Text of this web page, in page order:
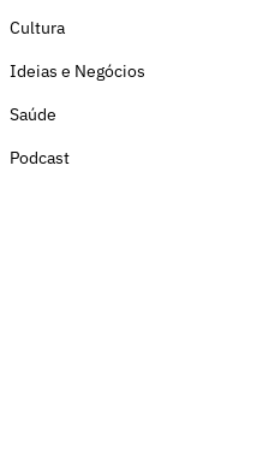
Cultura
Ideias e Negócios
Saúde
Podcast